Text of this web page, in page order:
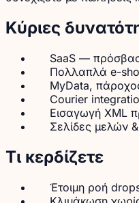
Κύριες
SaaS —
Πολλαπλά e-
MyData,
Courier
Εισαγωγή XML
Σελίδες μελών
Τι κερδίζετε
Έτοιμη ροή